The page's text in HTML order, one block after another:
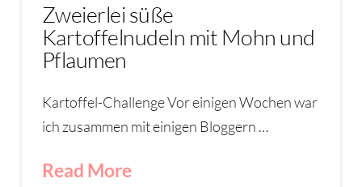
Zweierlei süße
Kartoffelnudeln mit Mohn und
Pflaumen
Kartoffel-Challenge Vor einigen Wochen war
ich zusammen mit einigen Bloggern …
Read More